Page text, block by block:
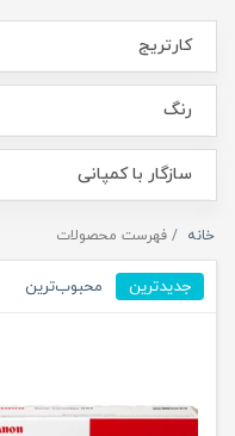
کارتریج
رنگ
سازگار با کمپانی
خانه فهرست محصولات
جدیدترین محبوب‌ترین